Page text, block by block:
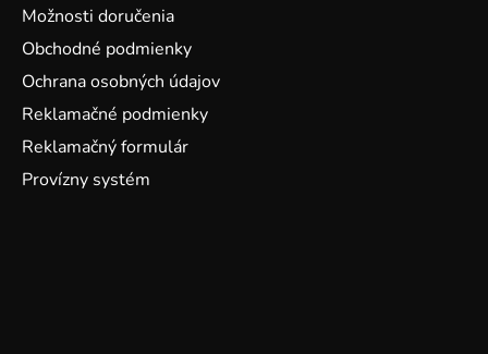
Možnosti doručenia
Obchodné podmienky
Ochrana osobných údajov
Reklamačné podmienky
Reklamačný formulár
Provízny systém